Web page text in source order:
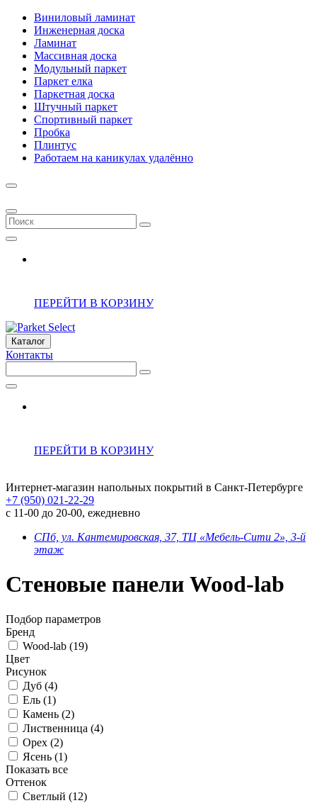
Виниловый ламинат
Инженерная доска
Ламинат
Массивная доска
Модульный паркет
Паркет елка
Паркетная доска
Штучный паркет
Спортивный паркет
Пробка
Плинтус
Работаем на каникулах удалённо
ПЕРЕЙТИ В КОРЗИНУ
Каталог
Контакты
ПЕРЕЙТИ В КОРЗИНУ
Интернет-магазин напольных покрытий в Санкт-Петербурге
+7 (950) 021-22-29
с 11-00 до 20-00, ежедневно
СПб, ул. Кантемировская, 37, ТЦ «Мебель-Сити 2», 3-й
этаж
Стеновые панели Wood-lab
Подбор параметров
Бренд
Wood-lab (19)
Цвет
Рисунок
Дуб (4)
Ель (1)
Камень (2)
Лиственница (4)
Орех (2)
Ясень (1)
Показать все
Оттенок
Светлый (12)